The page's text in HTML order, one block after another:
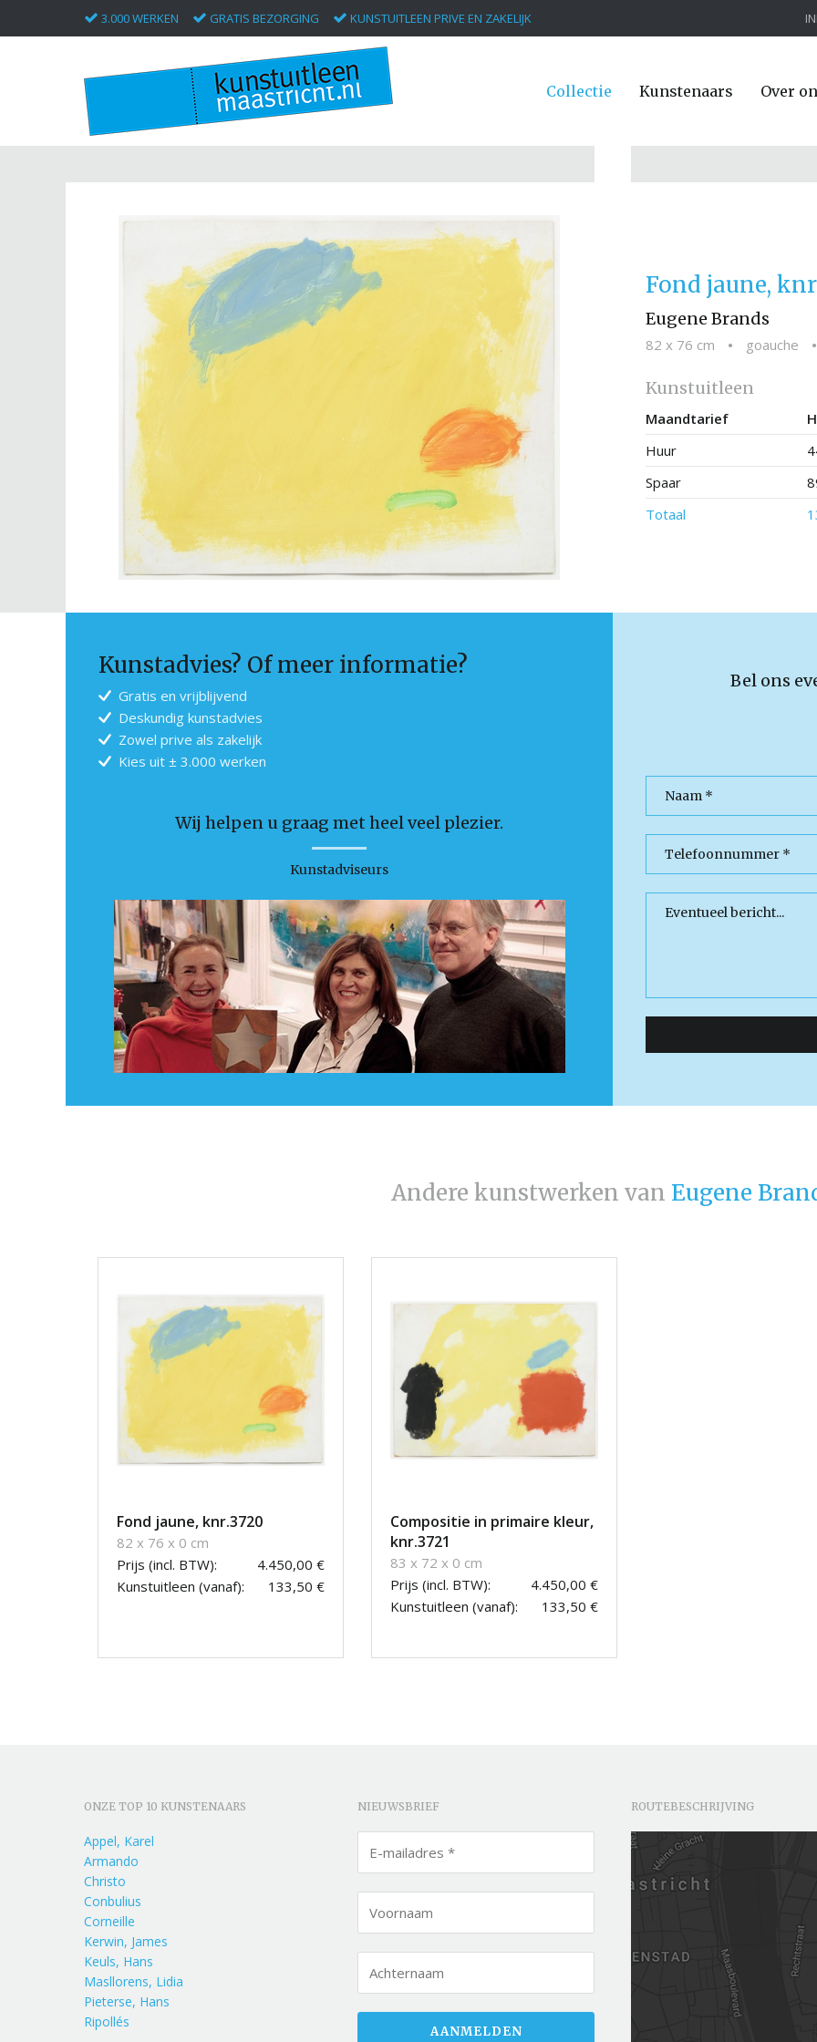
3.000 WERKEN GRATIS BEZORGING KUNSTUITLEEN PRIVE EN ZAKELIJK
Collectie Kunstenaars Over
Fond jaune,
Eugene Brands
82 x 76 cm • goauche •
Kunstuitleen
Maandtarief
Huur
Spaar
Totaal
Kunstadvies? Of meer informatie?
Gratis en vrijblijvend
Deskundig kunstadvies
Zowel prive als zakelijk
Kies uit ± 3.000 werken
Wij helpen u graag met heel veel plezier.
Kunstadviseurs
Bel ons
Andere kunstwerken van Eugene
Fond jaune, knr.3720
82 x 76 x 0 cm
Prijs (incl. BTW):
4.450,00 €
Kunstuitleen (vanaf):
133,50 €
Compositie in primaire kleur,
knr.3721
83 x 72 x 0 cm
Prijs (incl. BTW):
4.450,00 €
Kunstuitleen (vanaf):
133,50 €
ONZE TOP 10 KUNSTENAARS
Appel, Karel
Armando
Christo
Conbulius
Corneille
Kerwin, James
Keuls, Hans
Masllorens, Lidia
Pieterse, Hans
Ripollés
NIEUWSBRIEF ROUTEBESCHRIJVING